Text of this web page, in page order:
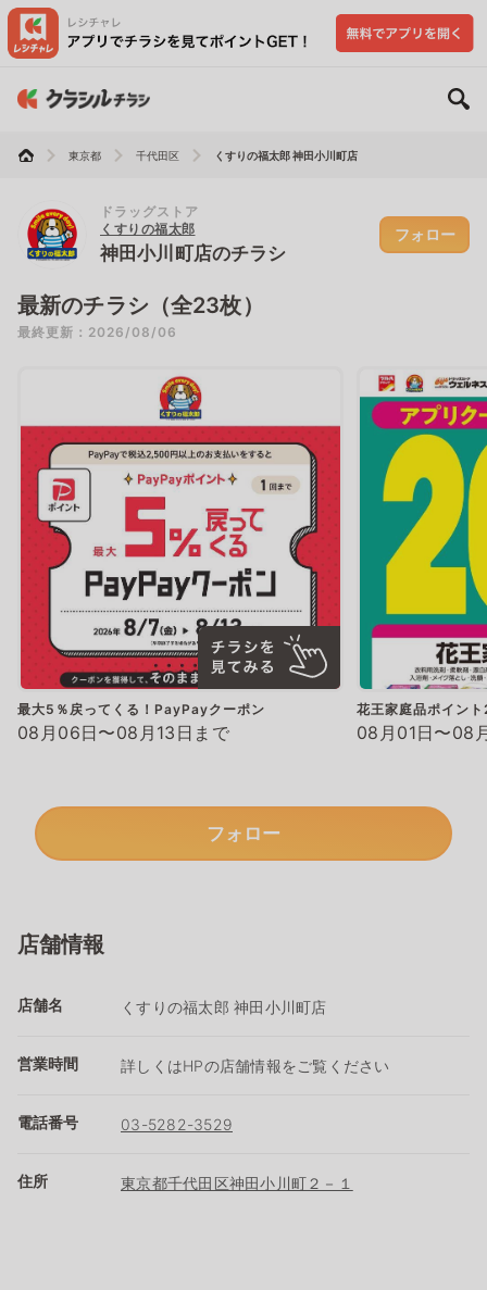
東京都 千代田区 くすりの福太郎 神田小川町店
ドラッグストア
くすりの福太郎
神田小川町店のチラシ
フォロー
最新のチラシ（全23枚）
最終更新：2026/08/06
最大5％戻ってくる！PayPayクーポン
08月06日〜08月13日まで
花王家庭品ポイン
08月01日〜08
フォロー
店舗情報
店舗名 くすりの福太郎 神田小川町店
営業時間 詳しくはHPの店舗情報をご覧ください
電話番号 03-5282-3529
住所 東京都千代田区神田小川町２－１